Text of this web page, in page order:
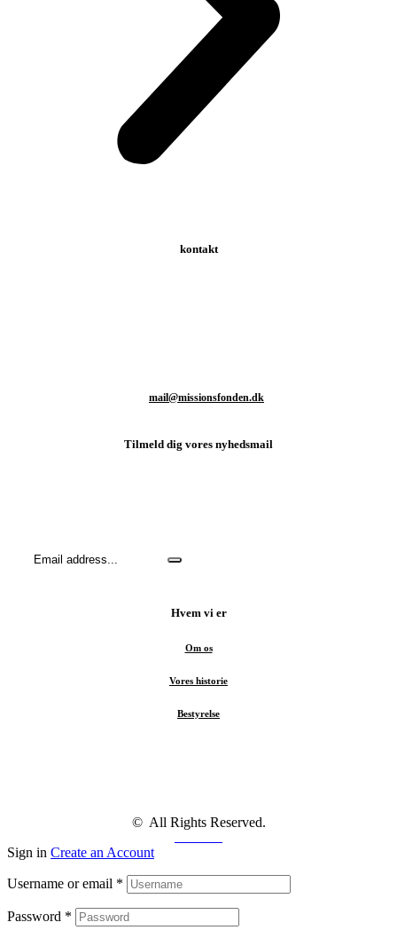
kontakt
mail@missionsfonden.dk
Tilmeld dig vores nyhedsmail
Hvem vi er
Om os
Vores historie
Bestyrelse
© All Rights Reserved.
Sign in Create an Account
Username or email *
Password *